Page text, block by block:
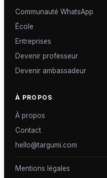
Communauté WhatsApp
École
Entreprises
Devenir professeur
Devenir ambassadeur
À PROPOS
À propos
Contact
hello@targumi.com
Mentions légales